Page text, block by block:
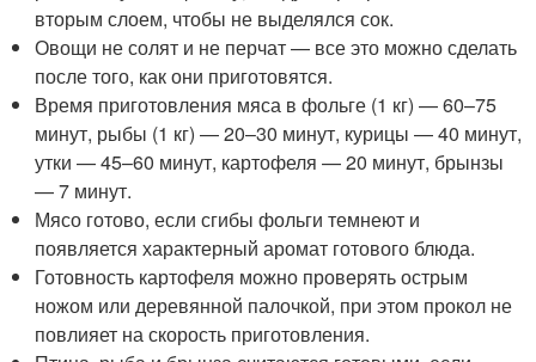
вторым слоем, чтобы не выделялся сок.
Овощи не солят и не перчат — все это можно сделать
после того, как они приготовятся.
Время приготовления мяса в фольге (1 кг) — 60–75
минут, рыбы (1 кг) — 20–30 минут, курицы — 40 минут,
утки — 45–60 минут, картофеля — 20 минут, брынзы
— 7 минут.
Мясо готово, если сгибы фольги темнеют и
появляется характерный аромат готового блюда.
Готовность картофеля можно проверять острым
ножом или деревянной палочкой, при этом прокол не
повлияет на скорость приготовления.